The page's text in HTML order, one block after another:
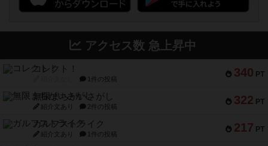
アクセス数 急上昇中
340 PT
コレクト！
1件の投稿
322 PT
無限まちがいさがし
紹介文あり 2件の投稿
217 PT
ガルフストライク
紹介文あり 1件の投稿